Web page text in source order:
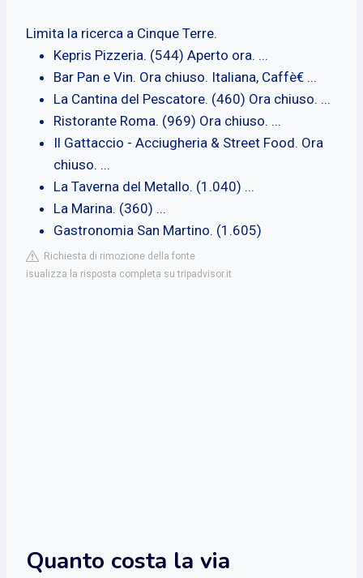
Limita la ricerca a Cinque Terre.
Kepris Pizzeria. (544) Aperto ora. ...
Bar Pan e Vin. Ora chiuso. Italiana, Caffè€ ...
La Cantina del Pescatore. (460) Ora chiuso. ...
Ristorante Roma. (969) Ora chiuso. ...
Il Gattaccio - Acciugheria & Street Food. Ora
chiuso. ...
La Taverna del Metallo. (1.040) ...
La Marina. (360) ...
Gastronomia San Martino. (1.605)
Richiesta di rimozione della fonte
isualizza la risposta completa su tripadvisor.it
Quanto costa la via